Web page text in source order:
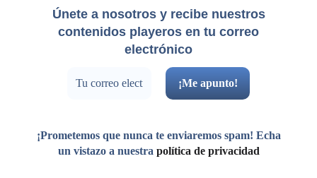
Únete a nosotros y recibe nuestros
contenidos playeros en tu correo
electrónico
¡Prometemos que nunca te enviaremos spam! Echa
un vistazo a nuestra política de privacidad